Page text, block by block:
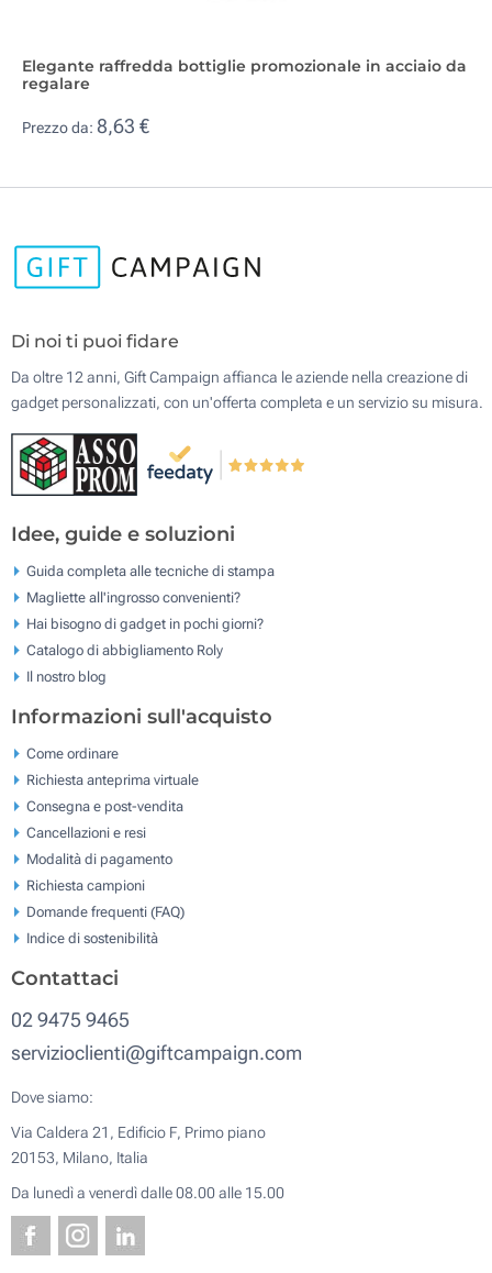
Elegante raffredda bottiglie promozionale in acciaio da
regalare
Prezzo da: 8,63 €
Di noi ti puoi fidare
Da oltre 12 anni, Gift Campaign affianca le aziende nella creazione di
gadget personalizzati, con un'offerta completa e un servizio su misura.
Idee, guide e soluzioni
Guida completa alle tecniche di stampa
Magliette all'ingrosso convenienti?
Hai bisogno di gadget in pochi giorni?
Catalogo di abbigliamento Roly
Il nostro blog
Informazioni sull'acquisto
Come ordinare
Richiesta anteprima virtuale
Consegna e post-vendita
Cancellazioni e resi
Modalità di pagamento
Richiesta campioni
Domande frequenti (FAQ)
Indice di sostenibilità
Contattaci
02 9475 9465
servizioclienti@giftcampaign.com
Dove siamo:
Via Caldera 21, Edificio F, Primo piano
20153, Milano, Italia
Da lunedì a venerdì dalle 08.00 alle 15.00